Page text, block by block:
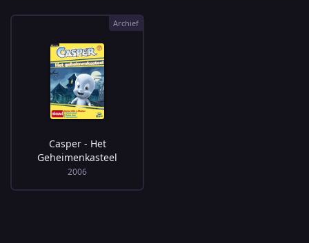
Casper - Het
Geheimenkasteel
2006
Archief